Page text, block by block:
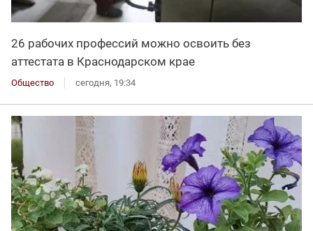
26 рабочих профессий можно освоить без
аттестата в Краснодарском крае
Общество сегодня, 19:34